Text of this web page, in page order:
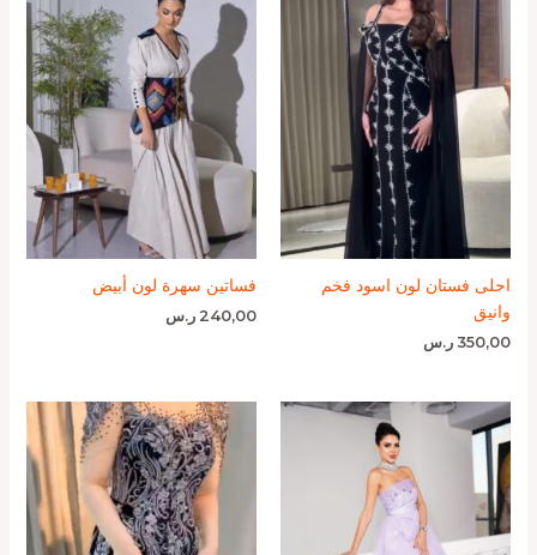
احلى فستان لون اسود فخم
وانيق
350,00 ر.س
فساتين سهرة لون أبيض
240,00 ر.س